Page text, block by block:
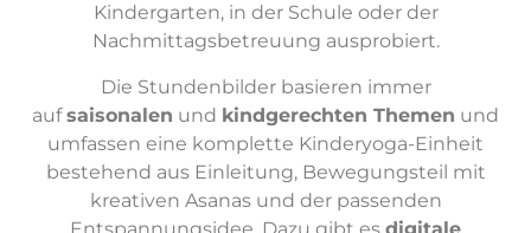
Kindergarten, in der Schule oder der
Nachmittagsbetreuung ausprobiert.
Die Stundenbilder basieren immer
aufsaisonalen und kindgerechten Themen und
umfassen eine komplette Kinderyoga-Einheit
bestehend aus Einleitung, Bewegungsteil mit
kreativen Asanas und der passenden
Entspannungsidee. Dazu gibt es digitale